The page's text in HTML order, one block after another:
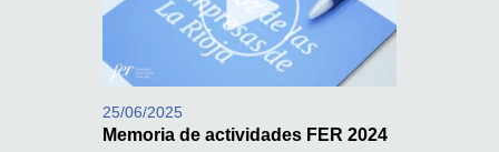
25/06/2025
Memoria de actividades FER 2024